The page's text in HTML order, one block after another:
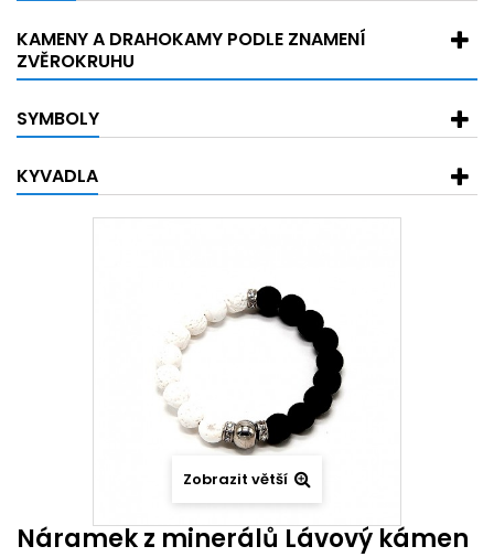
KAMENY A DRAHOKAMY PODLE ZNAMENÍ
ZVĚROKRUHU
SYMBOLY
KYVADLA
Zobrazit větší
Náramek z minerálů Lávový kámen